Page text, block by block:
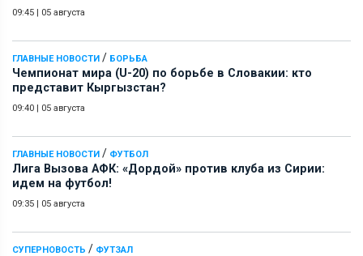
09:45 | 05 августа
ГЛАВНЫЕ НОВОСТИ / БОРЬБА
Чемпионат мира (U-20) по борьбе в Словакии: кто
представит Кыргызстан?
09:40 | 05 августа
ГЛАВНЫЕ НОВОСТИ / ФУТБОЛ
Лига Вызова АФК: «Дордой» против клуба из Сирии:
идем на футбол!
09:35 | 05 августа
СУПЕРНОВОСТЬ / ФУТЗАЛ